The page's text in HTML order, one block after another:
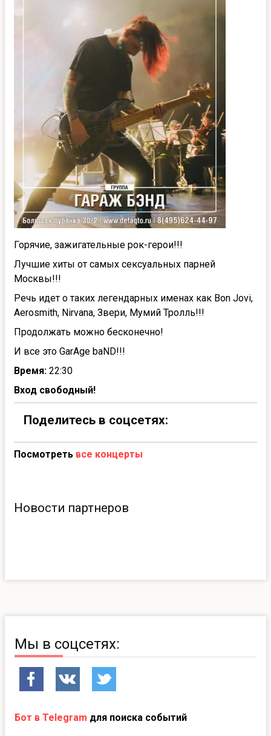
Горячие, зажигательные рок-герои!!!
Лучшие хиты от самых сексуальных парней
Москвы!!!
Речь идет о таких легендарных именах как Bon Jovi,
Aerosmith, Nirvana, Звери, Мумий Тролль!!!
Продолжать можно бесконечно!
И все это GarAge baND!!!
Время: 22:30
Вход свободный!
Поделитесь в соцсетях:
Посмотреть все концерты
Новости партнеров
Мы в соцсетях:
Бот в Telegram для поиска событий